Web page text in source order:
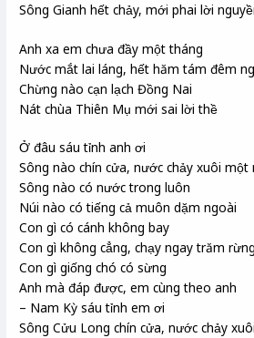
Sông Gianh hết chảy, mới phai lời
Anh xa em chưa đầy một tháng
Nước mắt lai láng, hết hăm tám đêm
Chừng nào cạn lạch Đồng Nai
Nát chùa Thiên Mụ mới sai lời thề
Ở đâu sáu tỉnh anh ơi
Sông nào chín cửa, nước chảy xuôi một
Sông nào có nước trong luôn
Núi nào có tiếng cả muôn dặm ngoài
Con gì có cánh không bay
Con gì không cẳng, chạy ngay trăm rừng
Con gì giống chó có sừng
Anh mà đáp được, em cùng theo anh
– Nam Kỳ sáu tỉnh em ơi
Sông Cửu Long chín cửa, nước chảy